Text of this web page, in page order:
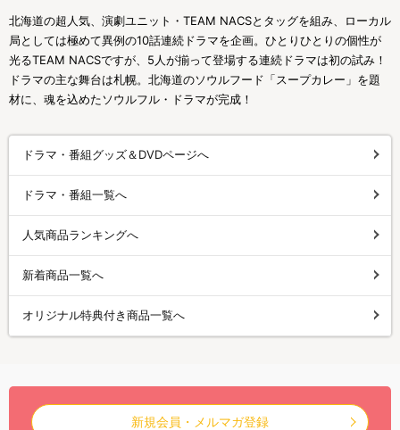
北海道の超人気、演劇ユニット・TEAM NACSとタッグを組み、ローカル
局としては極めて異例の10話連続ドラマを企画。ひとりひとりの個性が
光るTEAM NACSですが、5人が揃って登場する連続ドラマは初の試み！
ドラマの主な舞台は札幌。北海道のソウルフード「スープカレー」を題
材に、魂を込めたソウルフル・ドラマが完成！
ドラマ・番組グッズ＆DVDページへ
ドラマ・番組一覧へ
人気商品ランキングへ
新着商品一覧へ
オリジナル特典付き商品一覧へ
新規会員・メルマガ登録